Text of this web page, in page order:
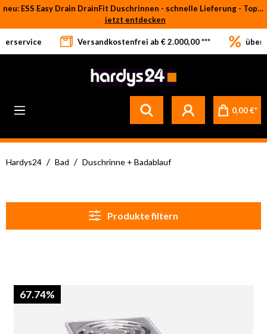
Zum Hauptinhalt springen
neu: ESS Easy Drain DrainFit Duschrinnen - schnelle Lieferung - Top-Preise
jetzt entdecken
Betrifft ausschließlich bei Bestellware-Fliesen: aufgrund der Werksferien in Italien und Spanien kommt es zu Verzögerungen bei der Verladung. Sämtliche Lagerware (sofort verfügbar) sowie alle anderen Produktgruppen versenden wir weiterhin regulär
Versandkostenfrei ab € 2.000,00 *** über
0,00 €*
Hardys24 / Bad / Duschrinne + Badablauf
Produkte filtern
67.74%